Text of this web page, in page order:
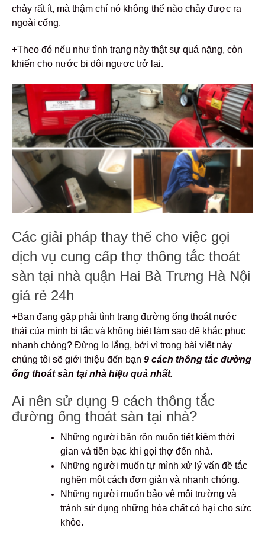
chảy rất ít, mà thậm chí nó không thể nào chảy được ra
ngoài cống.
+Theo đó nếu như tình trạng này thật sự quá nặng, còn
khiến cho nước bị dội ngược trở lại.
Các giải pháp thay thế cho việc gọi
dịch vụ cung cấp thợ thông tắc thoát
sàn tại nhà quận Hai Bà Trưng Hà Nội
giá rẻ 24h
+Bạn đang gặp phải tình trạng đường ống thoát nước
thải của mình bị tắc và không biết làm sao để khắc phục
nhanh chóng? Đừng lo lắng, bởi vì trong bài viết này
chúng tôi sẽ giới thiệu đến bạn 9 cách thông tắc đường
ống thoát sàn tại nhà hiệu quả nhất.
Ai nên sử dụng 9 cách thông tắc
đường ống thoát sàn tại nhà?
Những người bận rộn muốn tiết kiệm thời
gian và tiền bạc khi gọi thợ đến nhà.
Những người muốn tự mình xử lý vấn đề tắc
nghẽn một cách đơn giản và nhanh chóng.
Những người muốn bảo vệ môi trường và
tránh sử dụng những hóa chất có hại cho sức
khỏe.